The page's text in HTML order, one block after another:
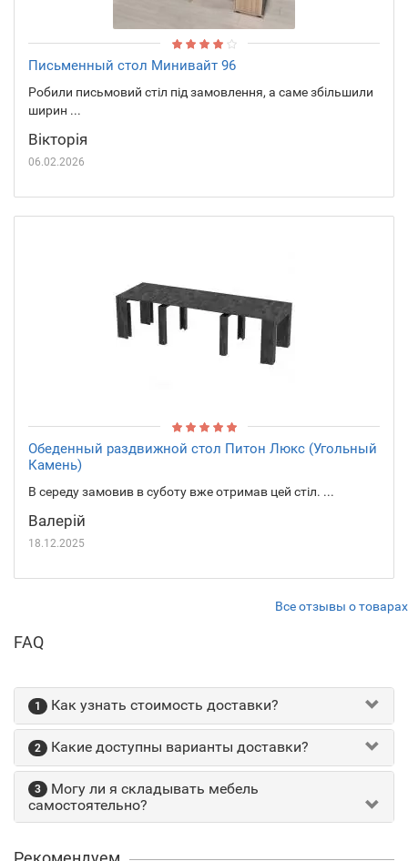
Письменный стол Минивайт 96
Робили письмовий стіл під замовлення, а саме збільшили
ширин ...
Вікторія
06.02.2026
Обеденный раздвижной стол Питон Люкс (Угольный
Камень)
В середу замовив в суботу вже отримав цей стіл. ...
Валерій
18.12.2025
Все отзывы о товарах
FAQ
1 Как узнать стоимость доставки?
2 Какие доступны варианты доставки?
3
Могу ли я складывать мебель
самостоятельно?